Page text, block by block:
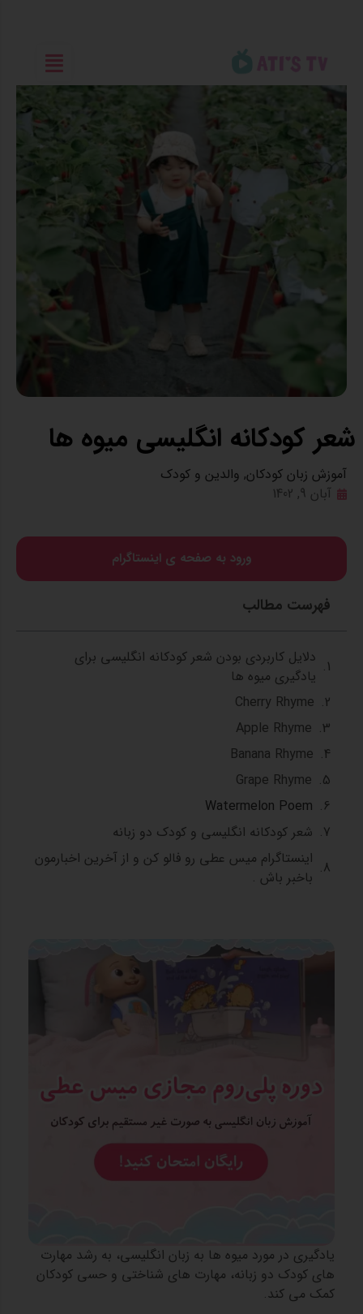
شعر کودکانه انگلیسی میوه ها
آموزش زبان کودکان, والدین و کودک
آبان 9, 1402
ورود به صفحه ی اینستاگرام
فهرست مطالب
دلایل کاربردی بودن شعر کودکانه انگلیسی برای
یادگیری میوه ها
Cherry Rhyme
Apple Rhyme
Banana Rhyme
Grape Rhyme
Watermelon Poem
شعر کودکانه انگلیسی و کودک دو زبانه
اینستاگرام میس عطی رو فالو کن و از آخرین اخبارمون
باخبر باش .
یادگیری در مورد میوه ها به زبان انگلیسی، به رشد مهارت
های کودک دو زبانه، مهارت های شناختی و حسی کودکان
کمک می کند.